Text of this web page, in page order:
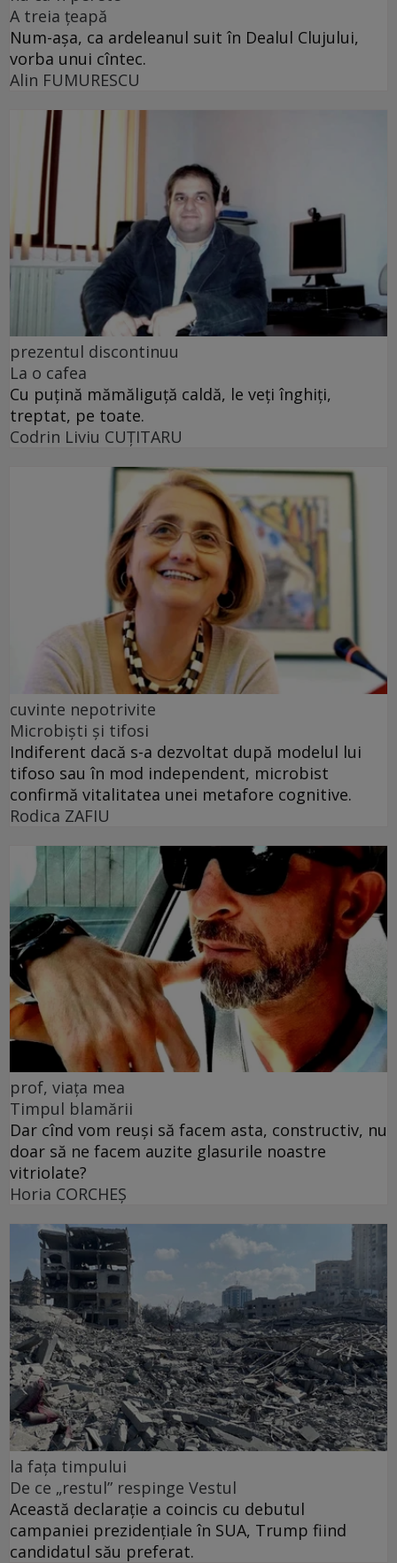
A treia țeapă
Num-așa, ca ardeleanul suit în Dealul Clujului,
vorba unui cîntec.
Alin FUMURESCU
prezentul discontinuu
La o cafea
Cu puţină mămăliguţă caldă, le veţi înghiţi,
treptat, pe toate.
Codrin Liviu CUŢITARU
cuvinte nepotrivite
Microbiști și tifosi
Indiferent dacă s-a dezvoltat după modelul lui
tifoso sau în mod independent, microbist
confirmă vitalitatea unei metafore cognitive.
Rodica ZAFIU
prof, viața mea
Timpul blamării
Dar cînd vom reuși să facem asta, constructiv, nu
doar să ne facem auzite glasurile noastre
vitriolate?
Horia CORCHEŞ
la fața timpului
De ce „restul” respinge Vestul
Această declarație a coincis cu debutul
campaniei prezidențiale în SUA, Trump fiind
candidatul său preferat.